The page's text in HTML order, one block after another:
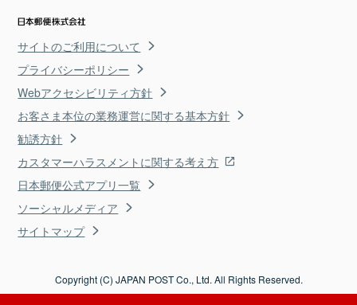
サイトのご利用について
プライバシーポリシー
Webアクセシビリティ方針
お客さま本位の業務運営に関する基本方針
勧誘方針
カスタマーハラスメントに関する考え方
日本郵便公式アプリ一覧
ソーシャルメディア
サイトマップ
Copyright (C) JAPAN POST Co., Ltd. All Rights Reserved.